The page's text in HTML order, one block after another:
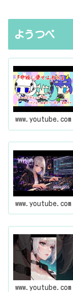
ようつべ
www.youtube.com
www.youtube.com
www.youtube.com